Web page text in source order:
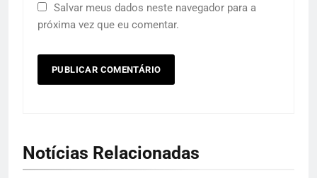
Salvar meus dados neste navegador para a
próxima vez que eu comentar.
Notícias Relacionadas